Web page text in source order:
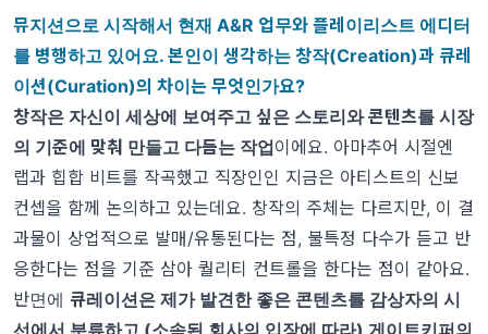
뮤지션으로 시작해서 현재 A&R 업무와 플레이리스트 에디터
를 병행하고 있어요. 본인이 생각하는 창작(Creation)과 큐레
이션(Curation)의 차이는 무엇인가요?
창작은 자신이 세상에 보여주고 싶은 스토리와 콘텐츠를 시장
의 기준에 맞춰 만들고 다듬는 작업이에요. 아마추어 시절엔
랩과 힙합 비트를 작곡했고 직장인인 지금은 아티스트의 신보
컨셉을 함께 논의하고 있는데요. 창작의 주체는 다르지만, 이 결
과물이 상업적으로 발매/유통된다는 점, 불특정 다수가 듣고 반
응한다는 점을 기준 삼아 퀄리티 컨트롤을 한다는 점이 같아요.
반면에 큐레이션은 제가 발견한 좋은 콘텐츠를 감상자의 시
선에서 분류하고 (소속된 회사의 입장에 따라) 게이트키퍼의